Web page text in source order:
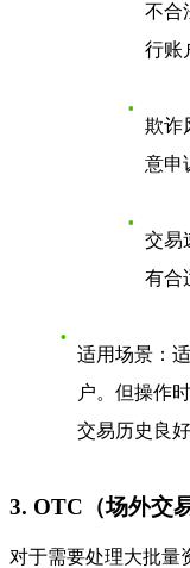
不合
行账
欺诈
意申
交易
有合
适用场景 ：
户。但操作
交易历史良
3. OTC（场外交
对于需要处理大批量